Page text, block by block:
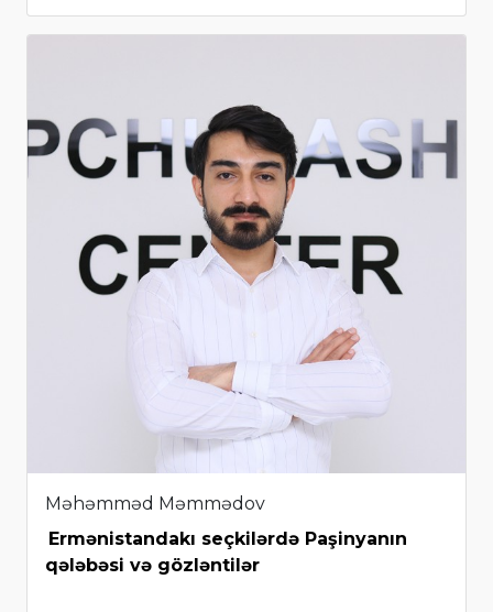
Məhəmməd Məmmədov
Ermənistandakı seçkilərdə Paşinyanın
qələbəsi və gözləntilər